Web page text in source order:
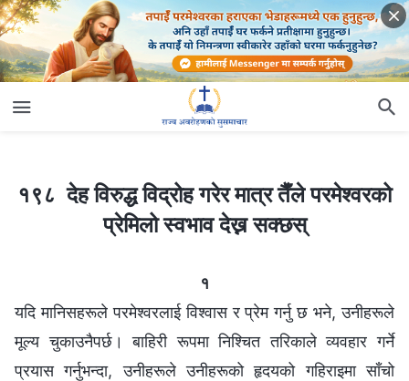
१९८ देह विरुद्ध विद्रोह गरेर मात्र तैँले परमेश्‍वरको
प्रेमिलो स्वभाव देख्न सक्छस्
१
यदि मानिसहरूले परमेश्‍वरलाई विश्‍वास र प्रेम गर्नु छ भने, उनीहरूले
मूल्य चुकाउनैपर्छ। बाहिरी रूपमा निश्चित तरिकाले व्यवहार गर्ने
प्रयास गर्नुभन्दा, उनीहरूले उनीहरूको हृदयको गहिराइमा साँचो